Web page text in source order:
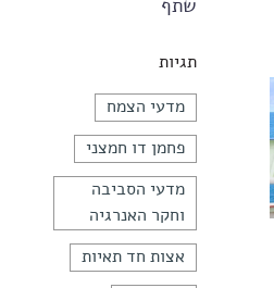
שתף
תגיות
מדעי הצמח
פחמן דו חמצני
מדעי הסביבה
וחקר האנרגיה
אצות חד תאיות